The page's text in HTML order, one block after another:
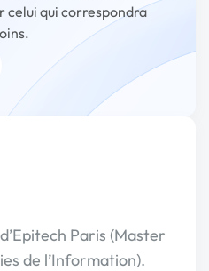
celui qui correspondra
Paris (Master
de l’Information).